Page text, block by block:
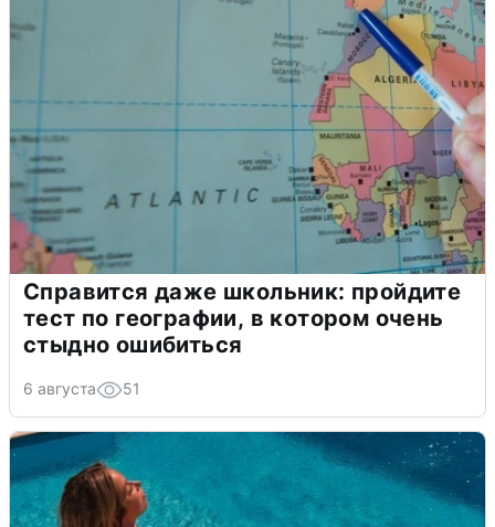
Справится даже школьник: пройдите
тест по географии, в котором очень
стыдно ошибиться
6 августа 51